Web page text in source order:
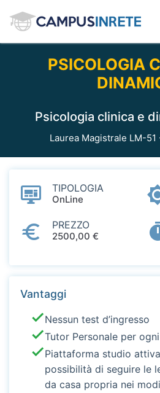
PSICOLOGIA
Psicologia clinica e
Laurea Magistrale LM-51
TIPOLOGIA
OnLine
PREZZO
2500,00 €
Vantaggi
Nessun test d’ingresso
Tutor Personale per
Piattaforma studio
possibilità di seguire le
da casa propria nei